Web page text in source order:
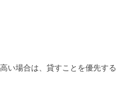
い場合は、貸すことを優先する